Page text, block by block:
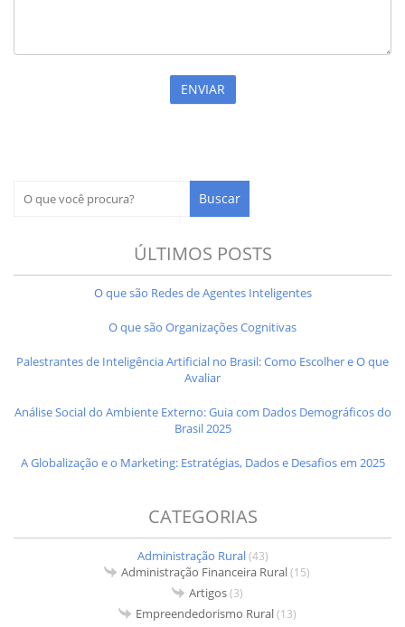
ÚLTIMOS POSTS
O que são Redes de Agentes Inteligentes
O que são Organizações Cognitivas
Palestrantes de Inteligência Artificial no Brasil: Como Escolher e O que
Avaliar
Análise Social do Ambiente Externo: Guia com Dados Demográficos do
Brasil 2025
A Globalização e o Marketing: Estratégias, Dados e Desafios em 2025
CATEGORIAS
Administração Rural(43)
Administração Financeira Rural(15)
Artigos(3)
Empreendedorismo Rural(13)